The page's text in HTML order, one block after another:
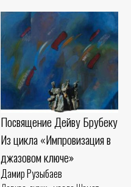
Посвящение Дейву Брубеку
Из цикла «Импровизация в
джазовом ключе»
Дамир Рузыбаев